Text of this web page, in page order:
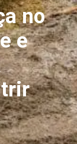
no
e